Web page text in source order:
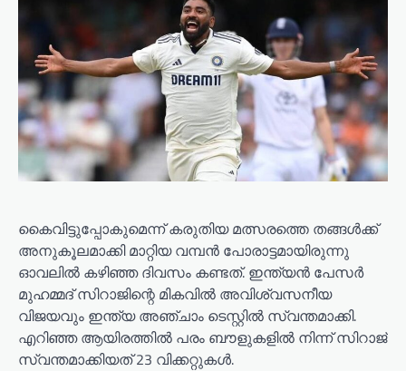
കൈവിട്ടുപ്പോകുമെന്ന് കരുതിയ മത്സരത്തെ തങ്ങൾക്ക്
അനുകൂലമാക്കി മാറ്റിയ വമ്പൻ പോരാട്ടമായിരുന്നു
ഓവലിൽ കഴിഞ്ഞ ദിവസം കണ്ടത്. ഇന്ത്യൻ പേസർ
മുഹമ്മദ് സിറാജിന്റെ മികവിൽ അവിശ്വസനീയ
വിജയവും ഇന്ത്യ അഞ്ചാം ടെസ്റ്റിൽ സ്വന്തമാക്കി.
എറിഞ്ഞ ആയിരത്തിൽ പരം ബൗളുകളിൽ നിന്ന് സിറാജ്
സ്വന്തമാക്കിയത് 23 വിക്കറ്റുകൾ.